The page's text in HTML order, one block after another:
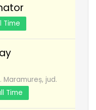
Time
Maramureș, jud.
Time